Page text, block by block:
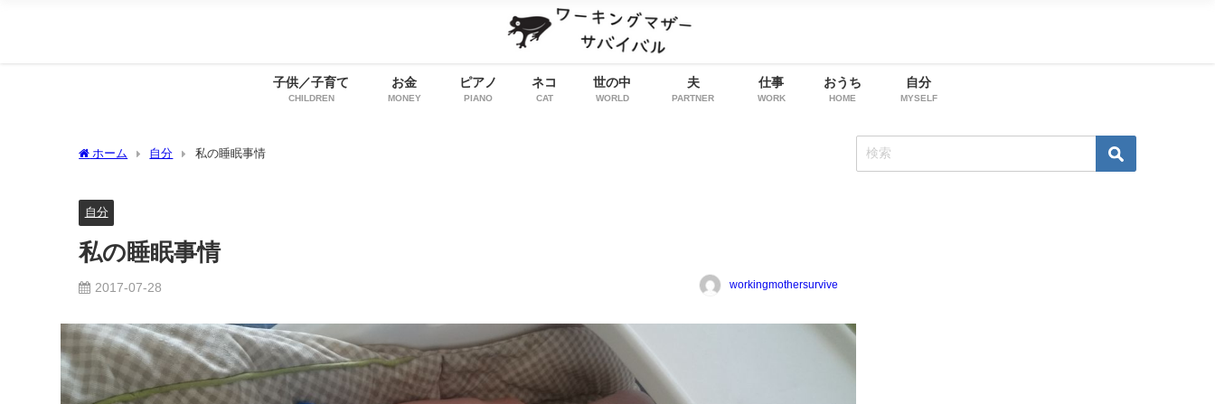
子供／子育て
CHILDREN
お金
MONEY
ピアノ
PIANO
ネコ
CAT
世の中
WORLD
夫
PARTNER
仕事
WORK
おうち
HOME
自分
MYSELF
ホーム 自分 私の睡眠事情
自分
私の睡眠事情
2017-07-28 workingmothersurvive